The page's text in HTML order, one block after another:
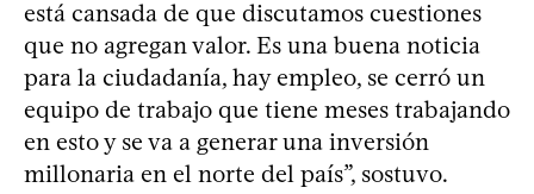
está cansada de que discutamos cuestiones
que no agregan valor. Es una buena noticia
para la ciudadanía, hay empleo, se cerró un
equipo de trabajo que tiene meses trabajando
en esto y se va a generar una inversión
millonaria en el norte del país”, sostuvo.